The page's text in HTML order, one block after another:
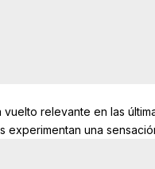
vuelto relevante en las
experimentan una